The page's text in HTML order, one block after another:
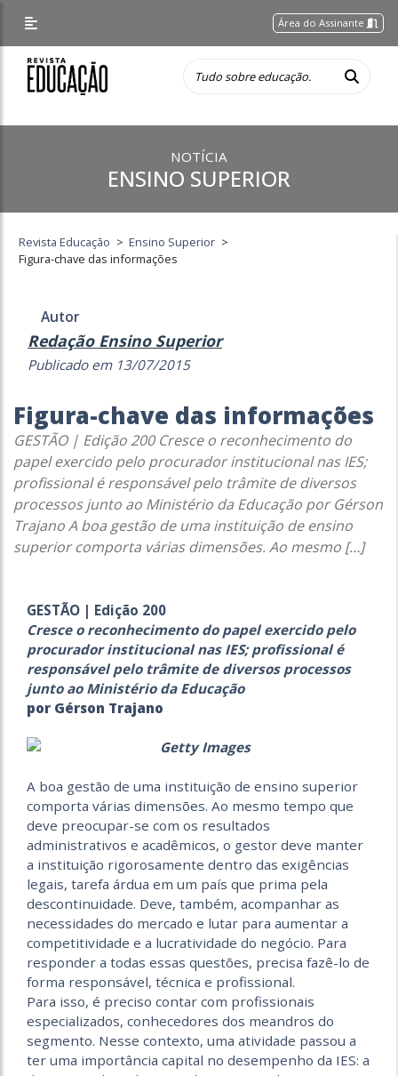
Área do Assinante
NOTÍCIA
ENSINO SUPERIOR
Revista Educação > Ensino Superior >
Figura-chave das informações
Autor
Redação Ensino Superior
Publicado em 13/07/2015
Figura-chave das informações
GESTÃO | Edição 200 Cresce o reconhecimento do
papel exercido pelo procurador institucional nas IES;
profissional é responsável pelo trâmite de diversos
processos junto ao Ministério da Educação por Gérson
Trajano A boa gestão de uma instituição de ensino
superior comporta várias dimensões. Ao mesmo […]
GESTÃO | Edição 200
Cresce o reconhecimento do papel exercido pelo
procurador institucional nas IES; profissional é
responsável pelo trâmite de diversos processos
junto ao Ministério da Educação
por Gérson Trajano
A boa gestão de uma instituição de ensino superior
comporta várias dimensões. Ao mesmo tempo que
deve preocupar-se com os resultados
administrativos e acadêmicos, o gestor deve manter
a instituição rigorosamente dentro das exigências
legais, tarefa árdua em um país que prima pela
descontinuidade. Deve, também, acompanhar as
necessidades do mercado e lutar para aumentar a
competitividade e a lucratividade do negócio. Para
responder a todas essas questões, precisa fazê-lo de
forma responsável, técnica e profissional.
Para isso, é preciso contar com profissionais
especializados, conhecedores dos meandros do
segmento. Nesse contexto, uma atividade passou a
ter uma importância capital no desempenho da IES: a